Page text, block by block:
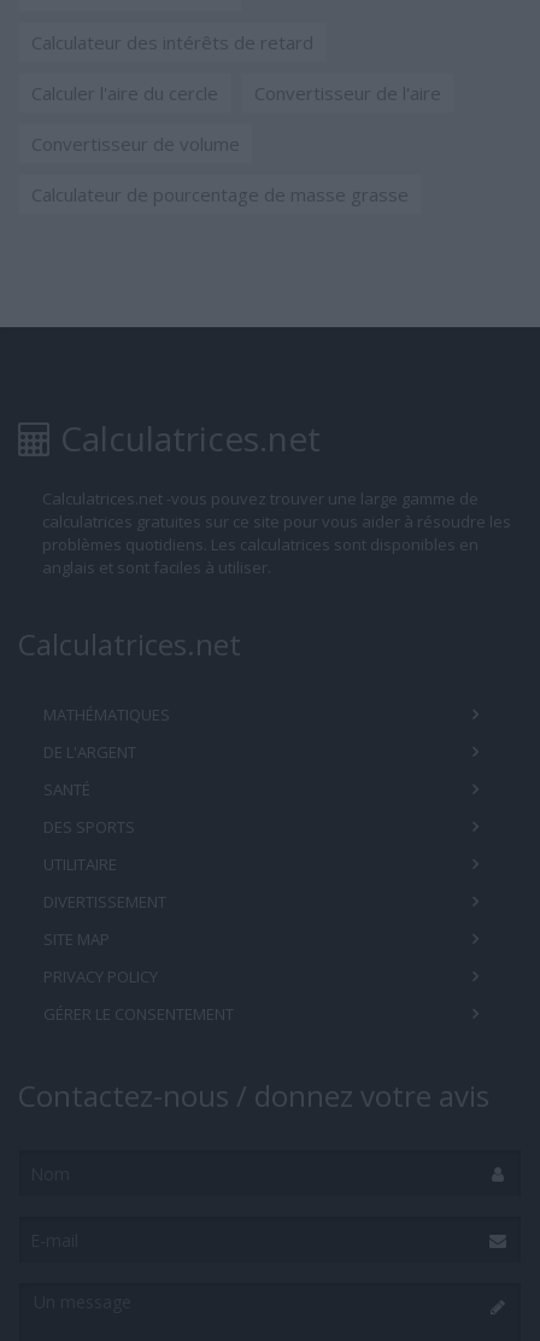
Calculateur des intérêts de retard
Calculer l'aire du cercle Convertisseur de l'aire
Convertisseur de volume
Calculateur de pourcentage de masse grasse
Calculatrices.net
Calculatrices.net -vous pouvez trouver une large gamme de
calculatrices gratuites sur ce site pour vous aider à résoudre les
problèmes quotidiens. Les calculatrices sont disponibles en
anglais et sont faciles à utiliser.
Calculatrices.net
MATHÉMATIQUES
DE L'ARGENT
SANTÉ
DES SPORTS
UTILITAIRE
DIVERTISSEMENT
SITE MAP
PRIVACY POLICY
GÉRER LE CONSENTEMENT
Contactez-nous / donnez votre avis